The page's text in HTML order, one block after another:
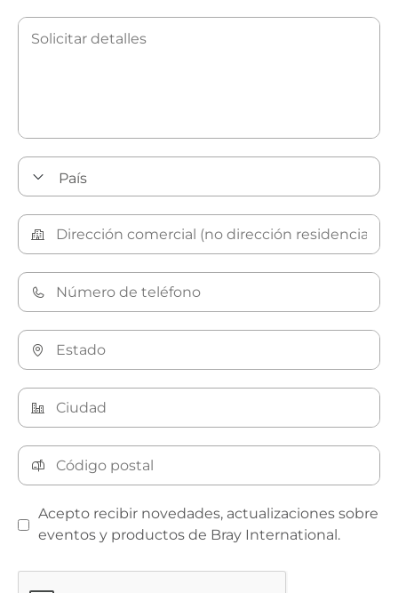
Acepto recibir novedades, actualizaciones sobre
eventos y productos de Bray International.